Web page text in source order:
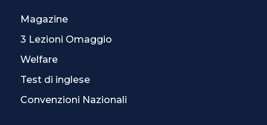
Magazine
3 Lezioni Omaggio
Welfare
Test di inglese
Convenzioni Nazionali